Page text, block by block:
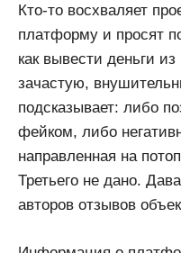
Кто-то восхваляет
платформу и просят
как вывести деньги
зачастую,
подсказывает: либо
фейком, либо
направленная на
Третьего не дано.
авторов отзывов